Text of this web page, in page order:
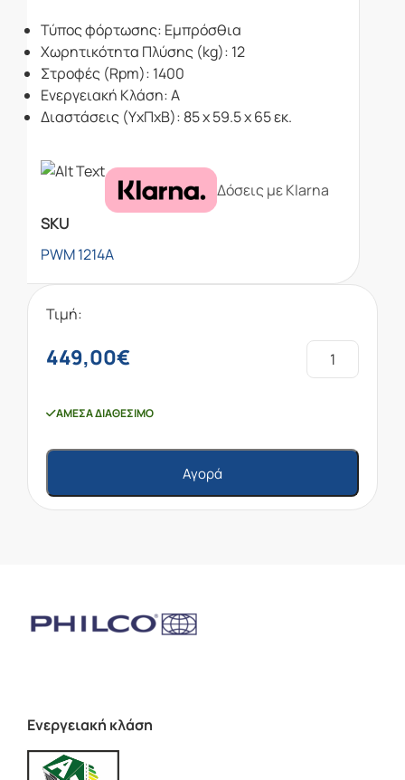
Τύπος φόρτωσης: Εμπρόσθια
Χωρητικότητα Πλύσης (kg): 12
Στροφές (Rpm): 1400
Ενεργειακή Κλάση: A
Διαστάσεις (ΥxΠxΒ): 85 x 59.5 x 65 εκ.
Δόσεις με Klarna
SKU
PWM 1214A
Τιμή:
449,00€
ΆΜΕΣΑ ΔΙΑΘΈΣΙΜΟ
Αγορά
Ενεργειακή κλάση